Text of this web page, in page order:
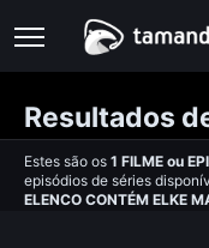
Resultados
Estes são os 1 FILME ou
episódios de séries
ELENCO CONTÉM ELKE